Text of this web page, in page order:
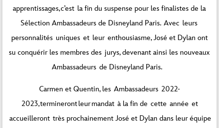
apprentissages, c’est la fin du suspense pour les finalistes de la
Sélection Ambassadeurs de Disneyland Paris. Avec leurs
personnalités uniques et leur enthousiasme, José et Dylan ont
su conquérir les membres des jurys, devenant ainsi les nouveaux
Ambassadeurs de Disneyland Paris.
Carmen et Quentin, les Ambassadeurs 2022-
2023, termineront leur mandat à la fin de cette année et
accueilleront très prochainement José et Dylan dans leur équipe